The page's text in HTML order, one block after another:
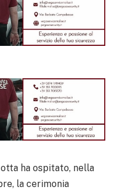
ha ospitato, nella
la cerimonia